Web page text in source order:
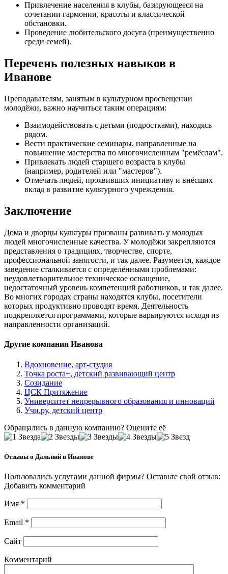
Привлечение населения в клубы, базирующееся на
сочетании гармонии, красоты и классической
обстановки.
Проведение любительского досуга (преимущественно
среди семей).
Перечень полезных навыков в
Иванове
Преподавателям, занятым в культурном просвещении
молодёжи, важно научиться таким операциям:
Взаимодействовать с детьми (подростками), находясь
рядом.
Вести практические семинары, направленные на
повышение мастерства по многочисленным "ремёслам".
Привлекать людей старшего возраста в клубы
(например, родителей или "мастеров").
Отмечать людей, проявивших инициативу и внёсших
вклад в развитие культурного учреждения.
Заключение
Дома и дворцы культуры призваны развивать у молодых
людей многочисленные качества. У молодёжи закрепляются
представления о традициях, творчестве, спорте,
профессиональной занятости, и так далее. Разумеется, каждое
заведение сталкивается с определёнными проблемами:
неудовлетворительное техническое оснащение,
недостаточный уровень компетенций работников, и так далее.
Во многих городах страны находятся клубы, посетители
которых продуктивно проводят время. Деятельность
подкрепляется программами, которые варьируются исходя из
направленности организаций.
Другие компании Иванова
Вдохновение, арт-студия
Точка роста+, детский развивающий центр
Созидание
ЦСК Притяжение
Университет непрерывного образования и инноваций
Учи.ру, детский центр
Обращались в данную компанию? Оцените её
Отзывы о Дальний в Иванове
Пользовались услугами данной фирмы? Оставьте свой отзыв:
Добавить комментарий
Имя *
Email *
Сайт
Комментарий